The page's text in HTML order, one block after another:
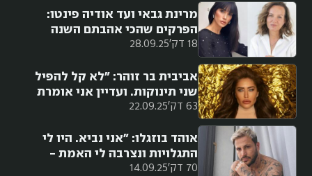
18 דק' 28.09.25
מרינת גבאי ועד אודיה פינטו:
הפרקים שהכי אהבתם השנה
ב״הברזייה״
63 דק' 22.09.25
אביבית בר זוהר: "לא קל להפיל
שני תינוקות. ועדיין אני אומרת
תודה לקדוש ברוך הוא. יודעת
70 דק' 14.09.25
אוהד בוזגלו: "אני נביא. היו לי
התגלויות ונצרבה לי האמת -
הגאולה כבר התחילה"